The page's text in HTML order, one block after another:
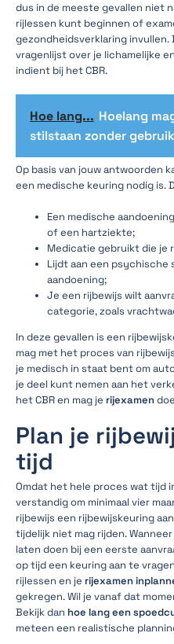
dus in de meeste gevallen niet
rijlessen kunt beginnen of
gezondheidsverklaring
vragenlijst over je lichamelijke
indient bij het CBR.
Hoe lang... Hoelang
stilstaan zonder
Op basis van jouw antwoorden
een medische keuring nodig is.
Een medische
of een hartziekte;
Medicatie gebruikt die je
Lijdt aan een
aandoening;
Je een rijbewijs wilt
categorie, zoals
In deze gevallen is een
mag met het proces van
je medisch in staat bent om
je deel kunt nemen aan het
het CBR en mag je rijexamen
Plan je
tijd
Omdat het hele proces wat tijd
verstandig om minimaal vier
rijbewijs een rijbewijskeuring
tijdelijk niet mag rijden.
laten doen bij een eerste
op tijd een keuring aan te
rijlessen en je rijexamen
gekregen. Wil je vanaf dat
Bekijk dan hoe lang een
meteen een realistische